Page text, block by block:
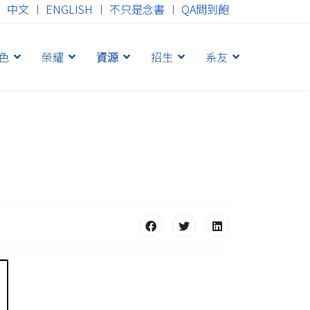
中文 ︱ ENGLISH ︱ 不只是念書 ︱ QA問到飽
榮耀 資源 招生 系友